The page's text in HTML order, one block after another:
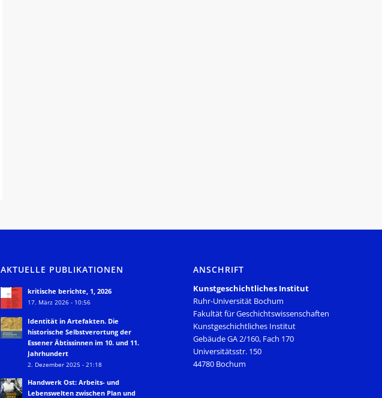
AKTUELLE PUBLIKATIONEN
kritische berichte, 1, 2026
17. März 2026 - 10:56
Identität in Artefakten. Die
historische Selbstverortung der
Essener Äbtissinnen im 10. und 11.
Jahrhundert
2. Dezember 2025 - 21:18
Handwerk Ost: Arbeits- und
Lebenswelten zwischen Plan und
ANSCHRIFT
Kunstgeschichtliches Institut
Ruhr-Universität Bochum
Fakultät für Geschichtswissenschaften
Kunstgeschichtliches Institut
Gebäude GA 2/160, Fach 170
Universitätsstr. 150
44780 Bochum